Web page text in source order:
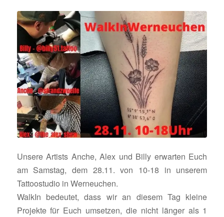
Unsere Artists Anche, Alex und Billy erwarten Euch
am Samstag, dem 28.11. von 10-18 in unserem
Tattoostudio in Werneuchen.
WalkIn bedeutet, dass wir an diesem Tag kleine
Projekte für Euch umsetzen, die nicht länger als 1